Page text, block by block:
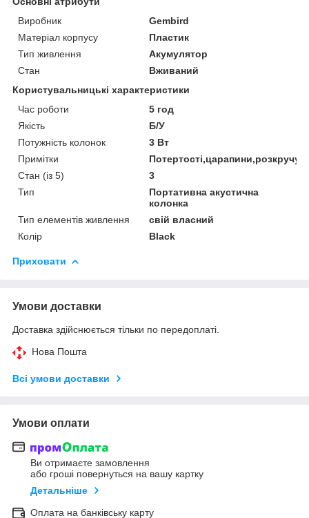
Виробник
Gembird
Матеріал корпусу
Пластик
Тип живлення
Акумулятор
Стан
Вживаний
Користувальницькі характеристики
Час роботи
5 год
Якість
Б/У
Потужність колонок
3 Вт
Примітки
Стан (із 5)
3
Тип
Портативна акустична
колонка
Тип елементів живлення
свій власний
Колір
Black
Приховати
Умови доставки
Доставка здійснюється тільки по передоплаті.
Нова Пошта
Всі умови доставки
Умови оплати
Ви отримаєте замовлення
або гроші повернуться на вашу картку
Детальніше
Оплата на банківську карту